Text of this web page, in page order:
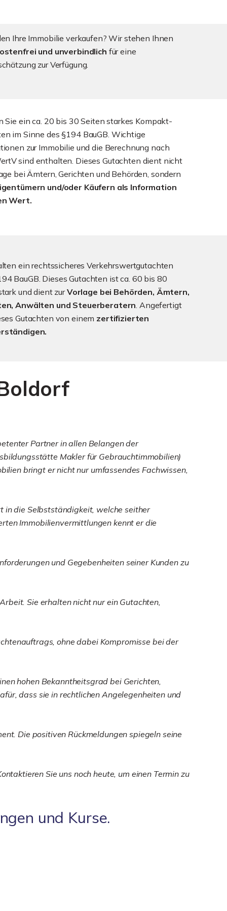
Ihre Immobilie verkaufen? Wir stehen Ihnen
und unverbindlich für eine
zur Verfügung.
Sie ein ca. 20 bis 30 Seiten starkes Kompakt-
im Sinne des §194 BauGB. Wichtige
zur Immobilie und die Berechnung nach
sind enthalten. Dieses Gutachten dient nicht
bei Ämtern, Gerichten und Behörden, sondern
und/oder Käufern als Information
Wert.
ein rechtssicheres Verkehrswertgutachten
BauGB. Dieses Gutachten ist ca. 60 bis 80
und dient zurVorlage bei Behörden, Ämtern,
Anwälten und Steuerberatern. Angefertigt
Gutachten von einem zertifizierten
Partner in allen Belangen der
Makler für Gebrauchtimmobilien)
bringt er nicht nur umfassendes Fachwissen,
in die Selbstständigkeit, welche seither
Immobilienvermittlungen kennt er die
und Gegebenheiten seiner Kunden zu
Sie erhalten nicht nur ein Gutachten,
ohne dabei Kompromisse bei der
hohen Bekanntheitsgrad bei Gerichten,
dass sie in rechtlichen Angelegenheiten und
Die positiven Rückmeldungen spiegeln seine
Sie uns noch heute, um einen Termin zu
und Kurse.